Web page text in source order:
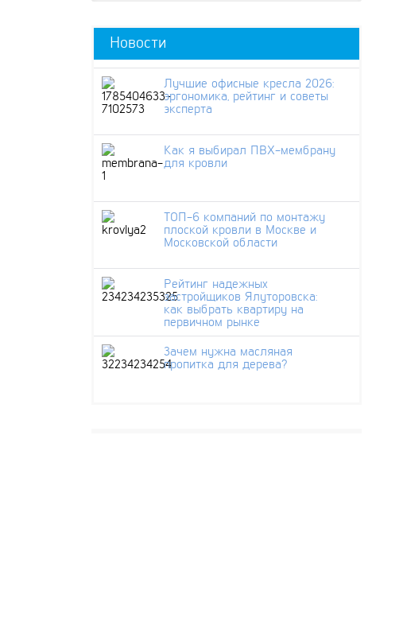
Новости
Лучшие офисные кресла 2026:
эргономика, рейтинг и советы
эксперта
Как я выбирал ПВХ-мембрану
для кровли
ТОП-6 компаний по монтажу
плоской кровли в Москве и
Московской области
Рейтинг надежных
застройщиков Ялуторовска:
как выбрать квартиру на
первичном рынке
Зачем нужна масляная
пропитка для дерева?